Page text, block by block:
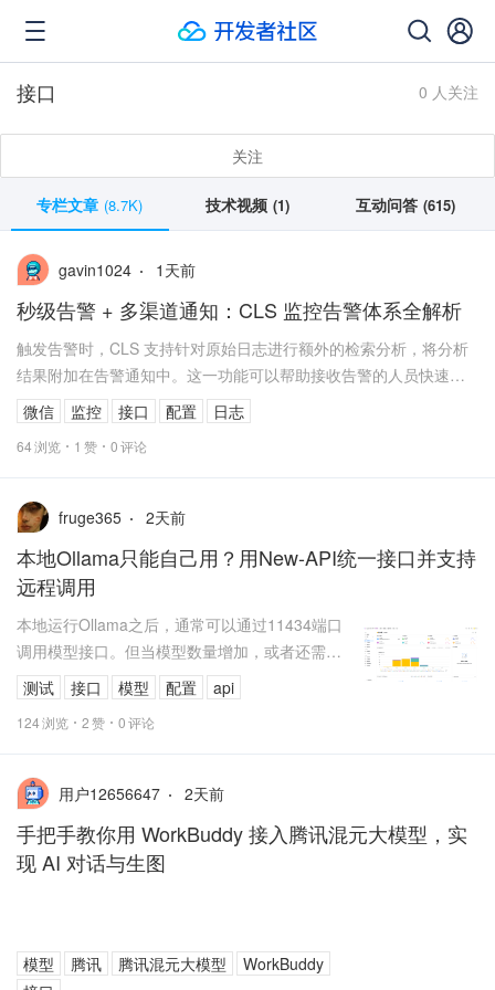
0 人关注
接口
关注
专栏文章 (8.7K) 技术视频 (1) 互动问答 (615)
gavin1024 1 天前
秒级告警 + 多渠道通知：CLS 监控告警体系全解析
触发告警时，CLS 支持针对原始日志进行额外的检索分析，将分析
结果附加在告警通知中。这一功能可以帮助接收告警的人员快速了
解异常的背景信息，缩短问题定位的时间。例...
微信 监控 接口 配置 日志
64浏览 1 赞 0评论
fruge365 2天前
本地Ollama只能自己用？用New-API统一接口并支持
远程调用
本地运行Ollama之后，通常可以通过11434端口
调用模型接口。但当模型数量增加，或者还需要
同时使用多个云端API时，不同应用分别填写接口
地址、模型名称和密钥...
测试 接口 模型 配置 api
124浏览 2赞 0评论
用户12656647 2天前
手把手教你用 WorkBuddy 接入腾讯混元大模型，实
现 AI 对话与生图
模型 腾讯 腾讯混元大模型
WorkBuddy